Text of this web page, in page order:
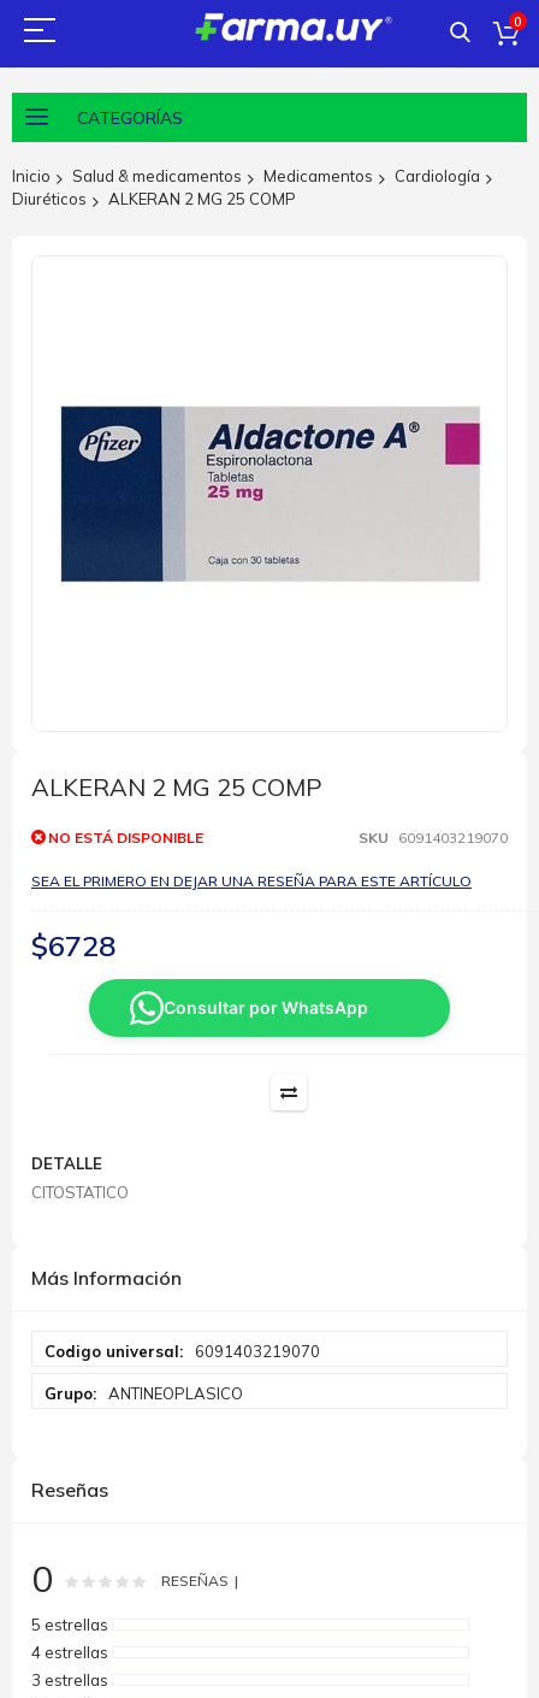
0
CATEGORÍAS
Inicio Salud & medicamentos Medicamentos
Cardiología
Diuréticos
ALKERAN 2 MG 25 COMP
imágenes
comienzo
de
galería
imágenes
ALKERAN 2 MG 25 COMP
NO ESTÁ DISPONIBLE SKU 6091403219070
SEA EL PRIMERO EN DEJAR UNA RESEÑA PARA ESTE ARTÍCULO
$6728
Consultar por WhatsApp
DETALLE
CITOSTATICO
Más Información
Información
6091403219070
ANTINEOPLASICO
Reseñas
0 Rating: % of100
RESEÑAS
5 estrellas
4 estrellas
3 estrellas